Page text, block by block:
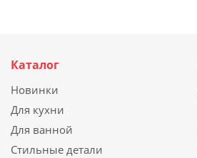
Каталог
Новинки
Для кухни
Для ванной
Стильные детали